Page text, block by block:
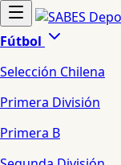
Fútbol
Selección Chilena
Primera División
Primera B